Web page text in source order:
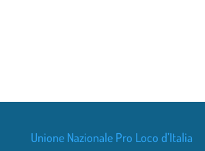
Unione Nazionale Pro Loco d’Italia